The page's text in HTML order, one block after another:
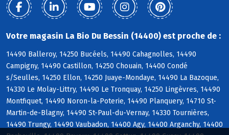
Votre magasin La Bio Du Bessin (14400) est proche de :
14490 Balleroy, 14250 Bucéels, 14490 Cahagnolles, 14490
Campigny, 14490 Castillon, 14250 Chouain, 14400 Condé
s/Seulles, 14250 Ellon, 14250 Juaye-Mondaye, 14490 La Bazoque,
14330 Le Molay-Littry, 14490 Le Tronquay, 14250 Lingèvres, 14490
Montfiquet, 14490 Noron-la-Poterie, 14490 Planquery, 14710 St-
Martin-de-Blagny, 14490 St-Paul-du-Vernay, 14330 Tournières,
14490 Trungy, 14490 Vaubadon, 14400 Agy, 14400 Arganchy, 14400